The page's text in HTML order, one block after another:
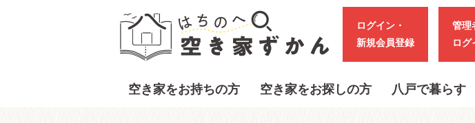
ログイン・
新規会員登録
管理
ログ
空き家をお持ちの方 空き家をお探しの方 八戸で暮らす